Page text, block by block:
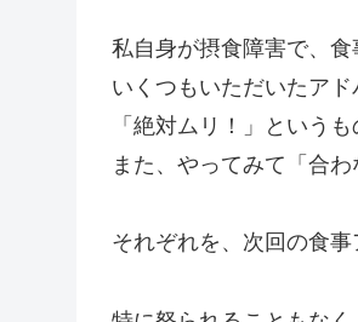
私自身が摂食障害で、食
いくつもいただいたアド
「絶対ムリ！」というも
また、やってみて「合
それぞれを、次回の食事